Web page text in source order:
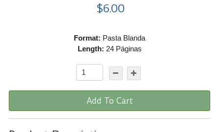
$6.00
Format: Pasta Blanda
Length: 24 Páginas
Add To Cart